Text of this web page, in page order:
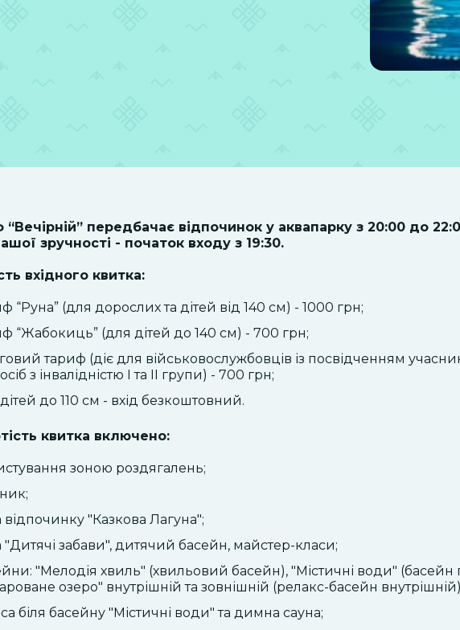
“Вечірній” передбачає відпочинок у аквапарку з 20:00 до
зручності - початок входу з 19:30.
вхідного квитка:
“Руна” (для дорослих та дітей від 140 см) - 1000 грн;
“Жабокиць” (для дітей до 140 см) - 700 грн;
тариф (діє для військовослужбовців із посвідченням
з інвалідністю I та II групи) - 700 грн;
до 110 см - вхід безкоштовний.
квитка включено:
зоною роздягалень;
відпочинку "Казкова Лагуна";
"Дитячі забави", дитячий басейн, майстер-класи;
"Мелодія хвиль" (хвильовий басейн), "Містичні води" (басейн
озеро" внутрішній та зовнішній (релакс-басейн
біля басейну "Містичні води" та димна сауна;